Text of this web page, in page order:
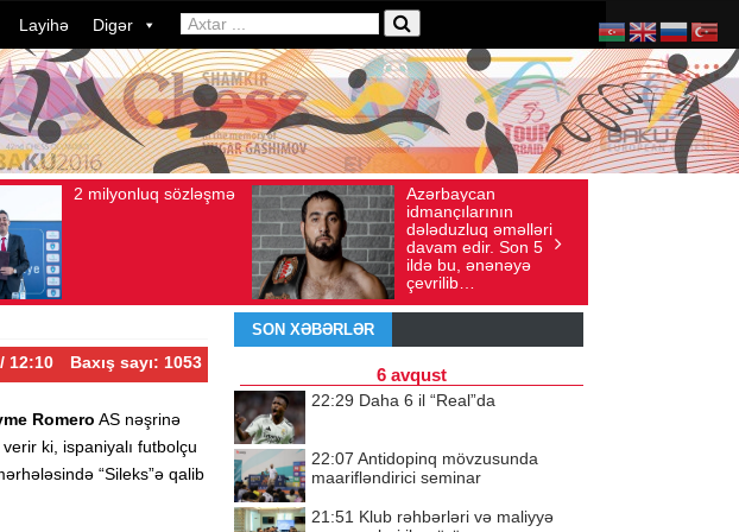
Layihə Digər
Azərbaycan
dələduzluq əməlləri
davam edir. Son 5
Baxış sayı: 136
Avqust 04, 2026
Ad gününü vətənində
qeyd etməsə də,
ürəyi hər zaman
doğma yurdu ilə
döyünür
Baxış sayı: 238
İyul 30, 2026
12:10 Baxış sayı: 1053
Romero AS nəşrinə
ki, ispaniyalı futbolçu
“Sileks”ə qalib
SON XƏBƏRLƏR
6 avqust
22:29 Daha 6 il “Real”da
22:07 Antidopinq mövzusunda
maarifləndirici seminar
21:51 Klub rəhbərləri və maliyyə